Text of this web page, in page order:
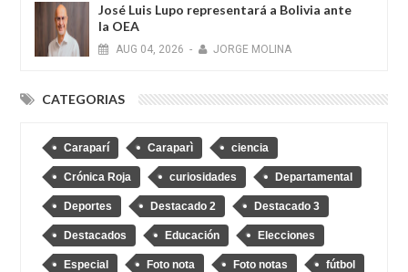
José Luis Lupo representará a Bolivia ante
la OEA
AUG 04, 2026 - JORGE MOLINA
CATEGORIAS
Caraparí Caraparì ciencia
Crónica Roja curiosidades Departamental
Deportes Destacado 2 Destacado 3
Destacados Educación Elecciones
Especial Foto nota Foto notas fútbol